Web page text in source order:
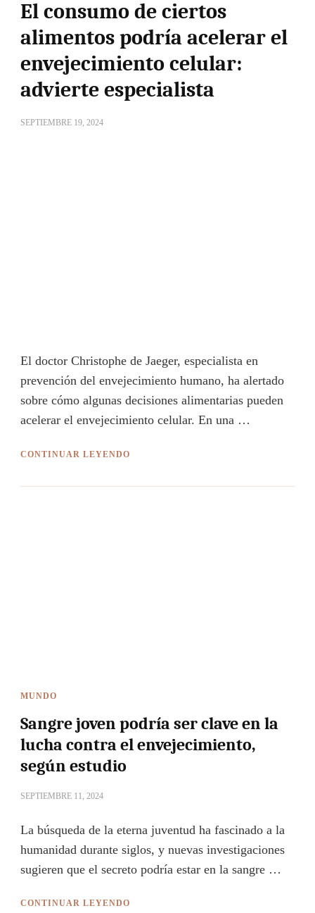
El consumo de ciertos
alimentos podría acelerar el
envejecimiento celular:
advierte especialista
SEPTIEMBRE 19, 2024
El doctor Christophe de Jaeger, especialista en
prevención del envejecimiento humano, ha alertado
sobre cómo algunas decisiones alimentarias pueden
acelerar el envejecimiento celular. En una …
CONTINUAR LEYENDO
MUNDO
Sangre joven podría ser clave en la
lucha contra el envejecimiento,
según estudio
SEPTIEMBRE 11, 2024
La búsqueda de la eterna juventud ha fascinado a la
humanidad durante siglos, y nuevas investigaciones
sugieren que el secreto podría estar en la sangre …
CONTINUAR LEYENDO